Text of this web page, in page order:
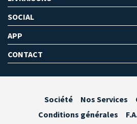
SOCIAL
APP
CONTACT
Société Nos Services
Conditions générales